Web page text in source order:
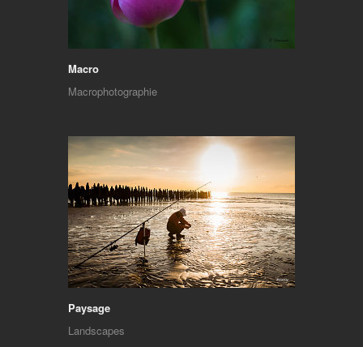
Macro
Macrophotographie
Paysage
Landscapes